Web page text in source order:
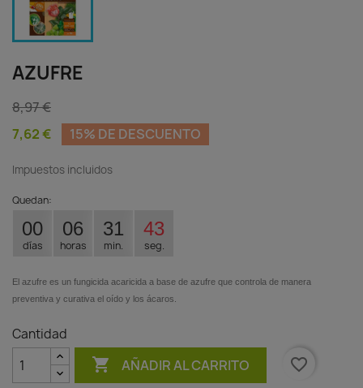
AZUFRE
8,97 €
7,62 €
15% DE DESCUENTO
Impuestos incluidos
Quedan:
00
días
06
horas
31
min.
43
seg.
El azufre es un fungicida acaricida a base de azufre que controla de manera
preventiva y curativa el oído y los ácaros.
Cantidad
 AÑADIR AL CARRITO favorite_border